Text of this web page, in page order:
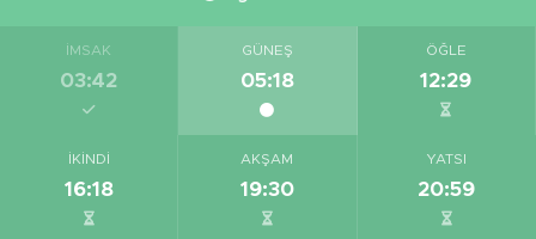
İMSAK
03:42
GÜNEŞ
05:18
ÖĞLE
12:29
İKINDI
16:18
AKŞAM
19:30
YATSI
20:59